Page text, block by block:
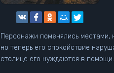
Персонажи поменялись местами,
но теперь его спокойствие
столице его нуждаются в